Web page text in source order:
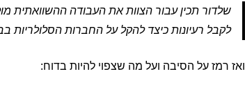
שלדור תכין עבור הצוות את העבודה ההשוואתית
לקבל רעיונות כיצד להקל על החברות הסלולריות
ואז רמז על הסיבה ועל מה שצפוי להיות בדוח: